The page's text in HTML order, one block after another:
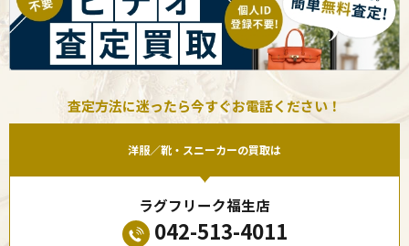
査定方法に迷ったら今すぐお電話ください！
洋服／靴・スニーカーの買取は
ラグフリーク福生店
042-513-4011